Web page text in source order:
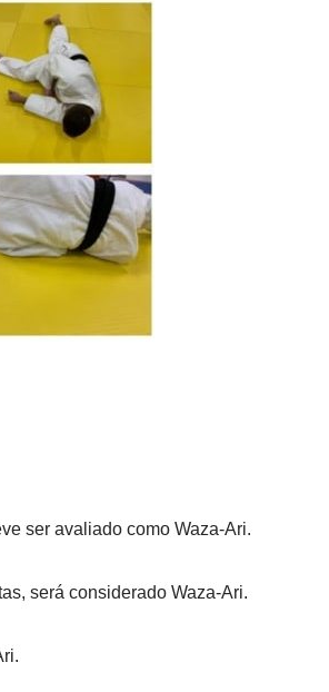
ser avaliado como Waza-Ari.
será considerado Waza-Ari.